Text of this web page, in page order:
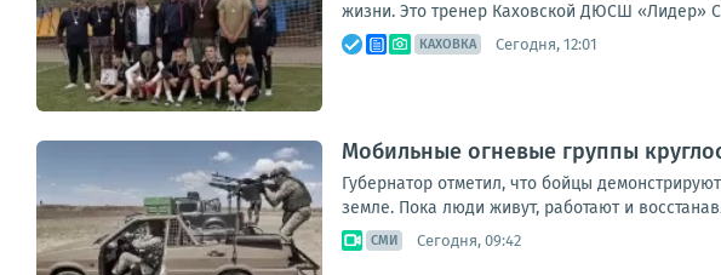
жизни. Это тренер Каховской ДЮСШ «Лидер»
КАХОВКА Сегодня, 12:01
Мобильные огневые группы
Губернатор отметил, что бойцы
земле. Пока люди живут, работают и
СМИ Сегодня, 09:42